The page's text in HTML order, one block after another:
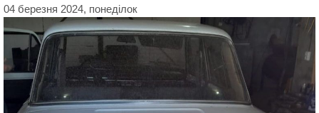
04 березня 2024, понеділок